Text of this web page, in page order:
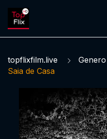
topflixfilm.live Genero
Saia de Casa